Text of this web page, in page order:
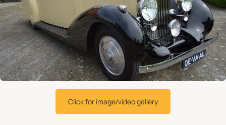
Click for image/video gallery